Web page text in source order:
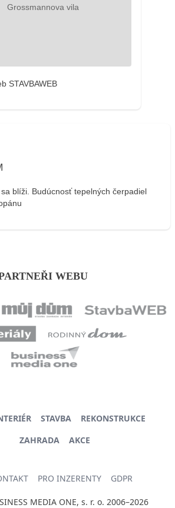
STAVBAWEB
blíži. Budúcnosť tepelných čerpadiel
WEBU
STAVBA
REKONSTRUKCE
ZAHRADA
AKCE
PRO INZERENTY GDPR
MEDIA ONE, s. r. o. 2006–2026